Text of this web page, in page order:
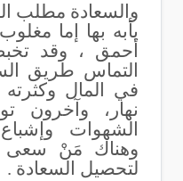
والسعادة مطلب
يأبه بها إما
أحمق ، وقد
التماس طريق
في المال
نهار، وآخرون
الشهوات
وهناك مَنْ سعى
لتحصيل السعادة .